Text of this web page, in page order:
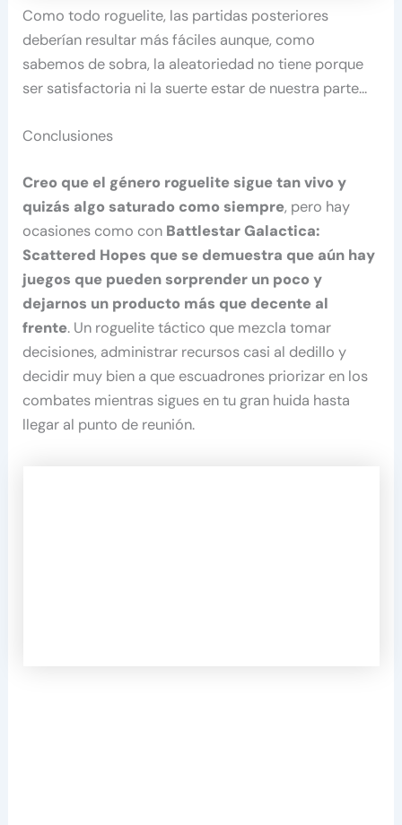
Como todo roguelite, las partidas posteriores
deberían resultar más fáciles aunque, como
sabemos de sobra, la aleatoriedad no tiene porque
ser satisfactoria ni la suerte estar de nuestra parte…
Conclusiones
Creo que el género roguelite sigue tan vivo y
quizás algo saturado como siempre, pero hay
ocasiones como con Battlestar Galactica:
Scattered Hopes que se demuestra que aún hay
juegos que pueden sorprender un poco y
dejarnos un producto más que decente al
frente. Un roguelite táctico que mezcla tomar
decisiones, administrar recursos casi al dedillo y
decidir muy bien a que escuadrones priorizar en los
combates mientras sigues en tu gran huida hasta
llegar al punto de reunión.